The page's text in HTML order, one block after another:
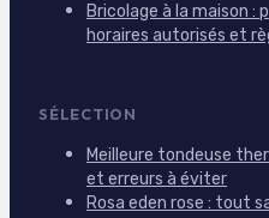
Bricolage à la maison
horaires autorisés et
SÉLECTION
Meilleure tondeuse
et erreurs à éviter
Rosa eden rose : tout